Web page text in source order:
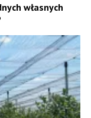
własnych